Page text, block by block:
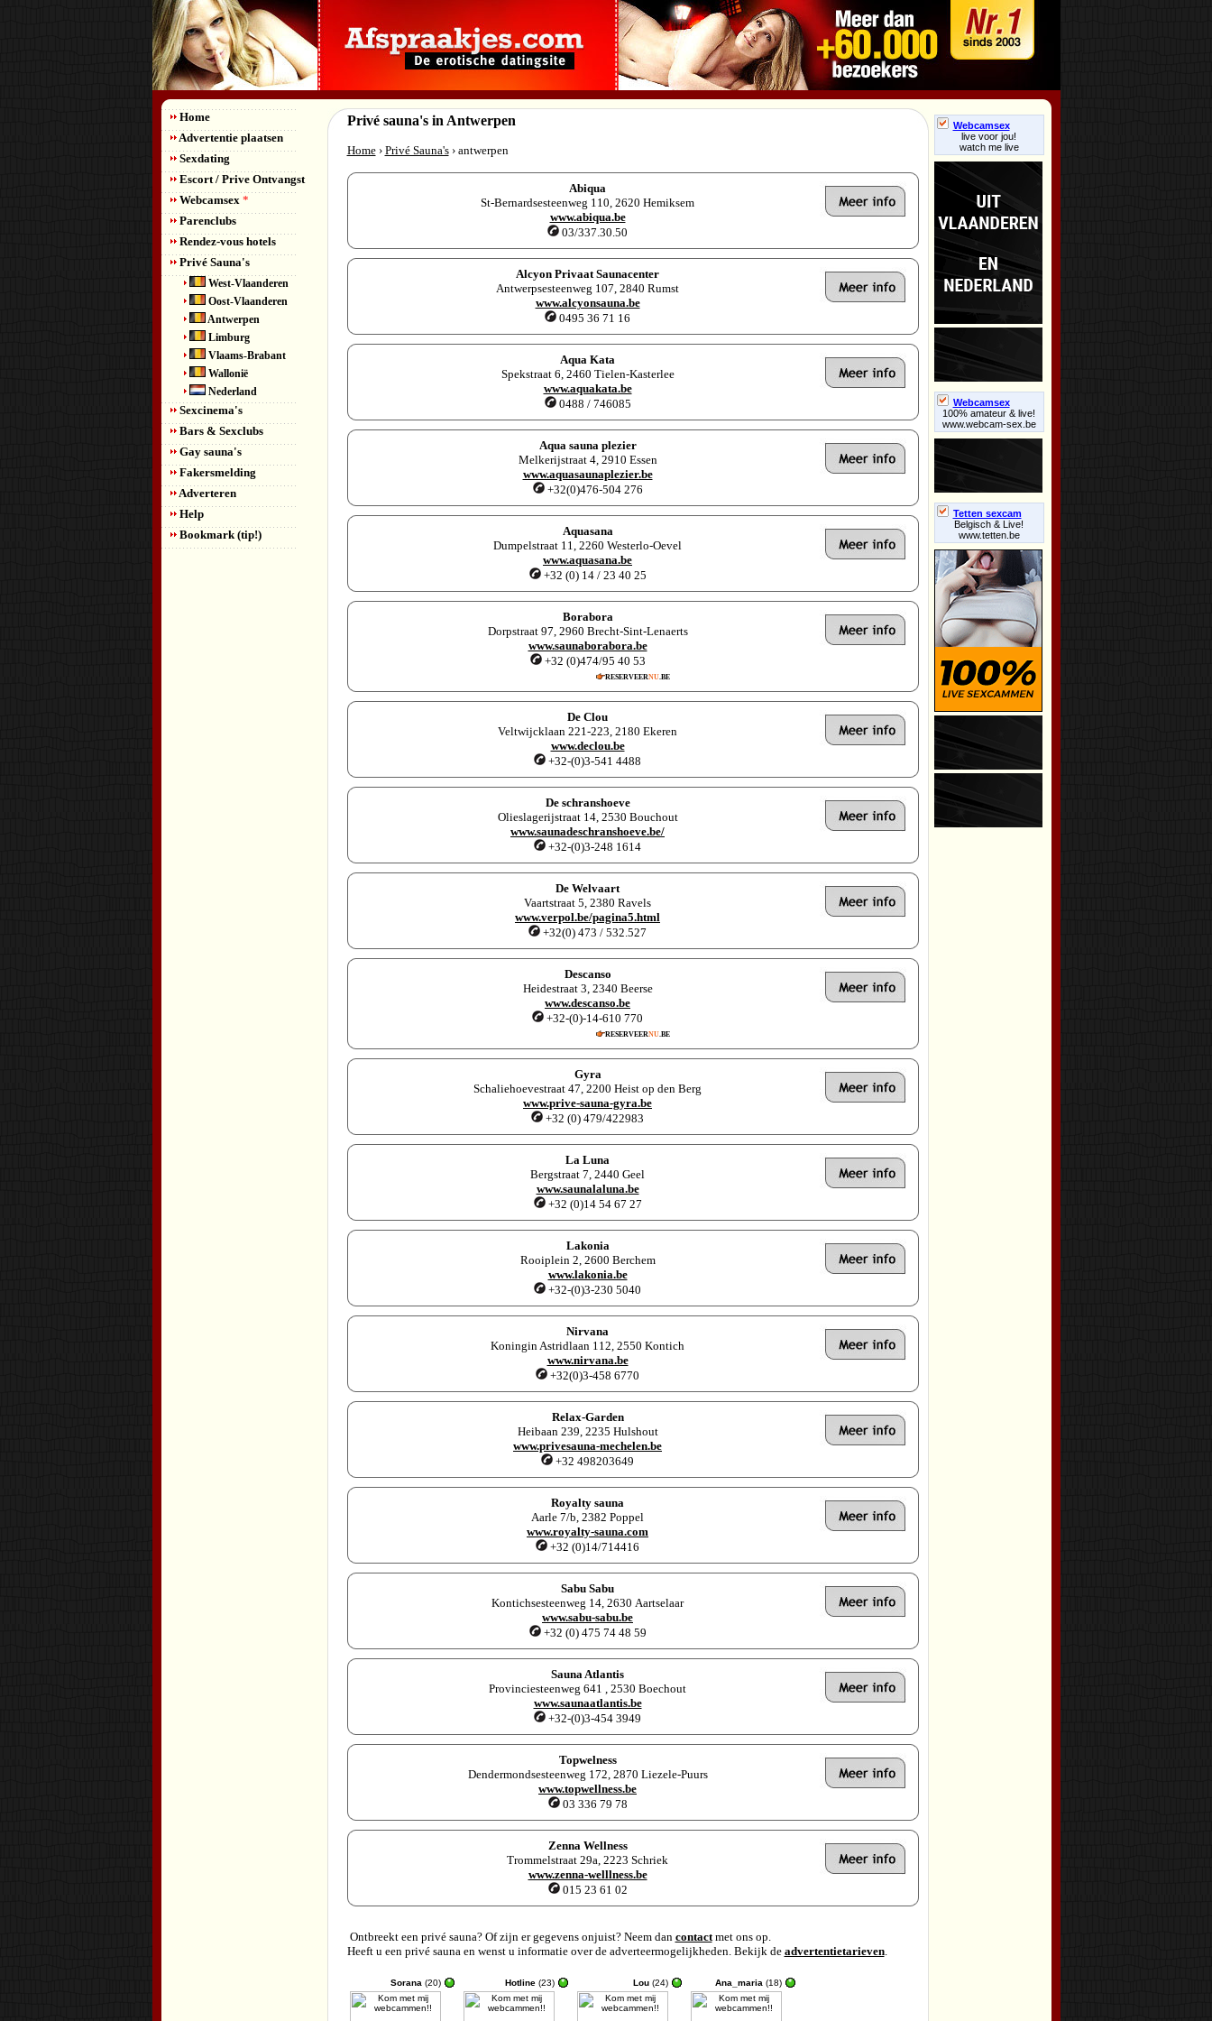
Home
Advertentie plaatsen
Sexdating
Escort / Prive Ontvangst
Webcamsex *
Parenclubs
Rendez-vous hotels
Privé Sauna's
West-Vlaanderen
Oost-Vlaanderen
Antwerpen
Limburg
Vlaams-Brabant
Wallonië
Nederland
Sexcinema's
Bars & Sexclubs
Gay sauna's
Fakersmelding
Adverteren
Help
Bookmark (tip!)
Privé sauna's in Antwerpen
Home› Privé Sauna's› antwerpen
Abiqua
St-Bernardsesteenweg 110, 2620 Hemiksem
www.abiqua.be
03/337.30.50
Alcyon Privaat Saunacenter
Antwerpsesteenweg 107, 2840 Rumst
www.alcyonsauna.be
0495 36 71 16
Aqua Kata
Spekstraat 6, 2460 Tielen-Kasterlee
www.aquakata.be
0488 / 746085
Aqua sauna plezier
Melkerijstraat 4, 2910 Essen
www.aquasaunaplezier.be
+32(0)476-504 276
Aquasana
Dumpelstraat 11, 2260 Westerlo-Oevel
www.aquasana.be
+32 (0) 14 / 23 40 25
Borabora
Dorpstraat 97, 2960 Brecht-Sint-Lenaerts
www.saunaborabora.be
+32 (0)474/95 40 53
RESERVEERNU.BE
De Clou
Veltwijcklaan 221-223, 2180 Ekeren
www.declou.be
+32-(0)3-541 4488
De schranshoeve
Olieslagerijstraat 14, 2530 Bouchout
www.saunadeschranshoeve.be/
+32-(0)3-248 1614
De Welvaart
Vaartstraat 5, 2380 Ravels
www.verpol.be/pagina5.html
+32(0) 473 / 532.527
Descanso
Heidestraat 3, 2340 Beerse
www.descanso.be
+32-(0)-14-610 770
RESERVEERNU.BE
Gyra
Schaliehoevestraat 47, 2200 Heist op den Berg
www.prive-sauna-gyra.be
+32 (0) 479/422983
La Luna
Bergstraat 7, 2440 Geel
www.saunalaluna.be
+32 (0)14 54 67 27
Lakonia
Rooiplein 2, 2600 Berchem
www.lakonia.be
+32-(0)3-230 5040
Nirvana
Koningin Astridlaan 112, 2550 Kontich
www.nirvana.be
+32(0)3-458 6770
Relax-Garden
Heibaan 239, 2235 Hulshout
www.privesauna-mechelen.be
+32 498203649
Royalty sauna
Aarle 7/b, 2382 Poppel
www.royalty-sauna.com
+32 (0)14/714416
Sabu Sabu
Kontichsesteenweg 14, 2630 Aartselaar
www.sabu-sabu.be
+32 (0) 475 74 48 59
Sauna Atlantis
Provinciesteenweg 641 , 2530 Boechout
www.saunaatlantis.be
+32-(0)3-454 3949
Topwelness
Dendermondsesteenweg 172, 2870 Liezele-Puurs
www.topwellness.be
03 336 79 78
Zenna Wellness
Trommelstraat 29a, 2223 Schriek
www.zenna-welllness.be
015 23 61 02
Ontbreekt een privé sauna? Of zijn er gegevens onjuist? Neem dan contactmet ons op.
Heeft u een privé sauna en wenst u informatie over de adverteermogelijkheden. Bekijk de advertentietarieven.
Webcamsex
live voor jou!
watch me live
Webcamsex
100% amateur & live!
www.webcam-sex.be
Tetten sexcam
Belgisch & Live!
www.tetten.be